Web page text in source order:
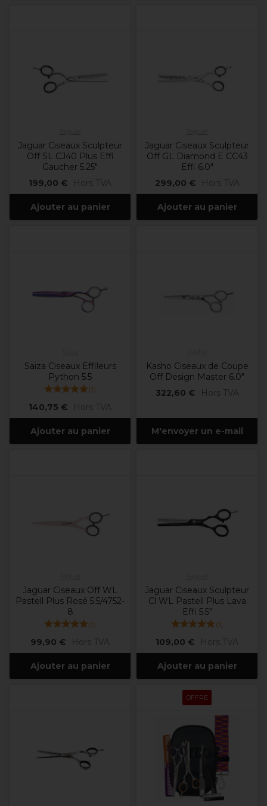
Jaguar Ciseaux Sculpteur
Off SL CJ40 Plus Effi
Gaucher 5.25"
199,00 €
Hors TVA
Ajouter au panier
Jaguar Ciseaux Sculpteur
Off GL Diamond E CC43
Effi 6.0"
299,00 €
Hors TVA
Ajouter au panier
Saiza Ciseaux Effileurs
Python 5.5
(1)
140,75 € Hors TVA
Ajouter au panier
Kasho Ciseaux de Coupe
Off Design Master 6.0"
322,60 €
Hors TVA
M'envoyer un e-mail
Jaguar Ciseaux Off WL
Pastell Plus Rosé 5.5/4752-
8
(1)
99,90 € Hors TVA
Ajouter au panier
Jaguar Ciseaux Sculpteur
Cl WL Pastell Plus Lava
Effi 5.5"
(1)
109,00 € Hors TVA
Ajouter au panier
OFFRE